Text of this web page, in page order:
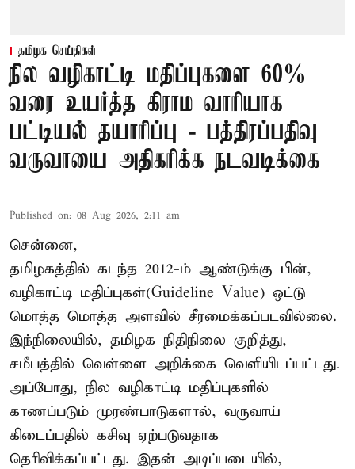
தமிழக செய்திகள்
நில வழிகாட்டி மதிப்புகளை 60%
வரை உயர்த்த கிராம வாரியாக
பட்டியல் தயாரிப்பு - பத்திரப்பதிவு
வருவாயை அதிகரிக்க நடவடிக்கை
Published on: 08 Aug 2026, 2:11 am
சென்னை,
தமிழகத்தில் கடந்த 2012-ம் ஆண்டுக்கு பின்,
வழிகாட்டி மதிப்புகள்(Guideline Value) ஒட்டு
மொத்த மொத்த அளவில் சீரமைக்கப்படவில்லை.
இந்நிலையில், தமிழக நிதிநிலை குறித்து,
சமீபத்தில் வெள்ளை அறிக்கை வெளியிடப்பட்டது.
அப்போது, நில வழிகாட்டி மதிப்புகளில்
காணப்படும் முரண்பாடுகளால், வருவாய்
கிடைப்பதில் கசிவு ஏற்படுவதாக
தெரிவிக்கப்பட்டது. இதன் அடிப்படையில்,